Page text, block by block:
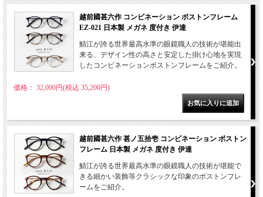
越前國甚六作 コンビネーション ボストンフレーム
EZ-021 日本製 メガネ 度付き 伊達
鯖江が誇る世界最高水準の眼鏡職人の技術が堪能出
来る、デザイン性の高さと安定した掛け心地を実現
したコンビネーションボストンフレームをご紹介。
価格： 32,000円(税込 35,200円)
越前國甚六作 甚ノ五拾壱 コンビネーション ボストン
フレーム 日本製 メガネ 度付き 伊達
鯖江が誇る世界最高水準の眼鏡職人の技術が堪能で
きる細かい装飾等クラシックな印象のボストンフレ
ームをご紹介。